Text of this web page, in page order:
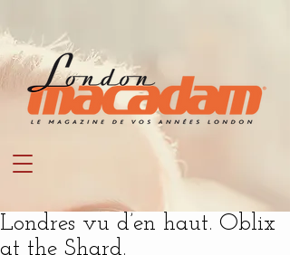
Londres vu d’en haut. Oblix
at the Shard.